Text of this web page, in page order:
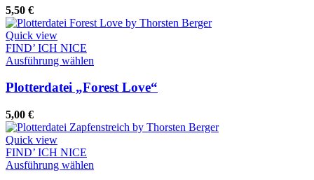
auf.
Die
auf
Produktseite
5,50 €
Quick view
FIND’ ICH NICE
Ausführung wählen
weist
auf.
Die
auf
Plotterdatei „Forest Love“
5,00 €
Quick view
FIND’ ICH NICE
Ausführung wählen